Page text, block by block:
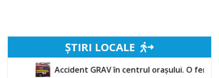
ȘTIRI LOCALE
în centrul orașului. O femeie a rămas încarcerată